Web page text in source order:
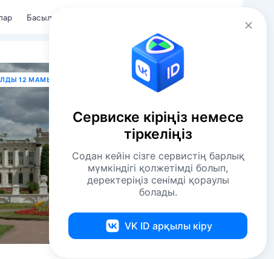
Басылымдар
12 МАМЫР В 13:00
Сервиске кіріңіз немесе
тіркеліңіз
Содан кейін сізге сервистің барлық
мүмкіндігі қолжетімді болып,
деректеріңіз сенімді қораулы
болады.
VK ID арқылы кіру